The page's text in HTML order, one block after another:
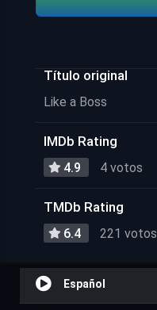
Título original
Like a Boss
IMDb Rating
4.9 4 votos
TMDb Rating
6.4 221 votos
Español